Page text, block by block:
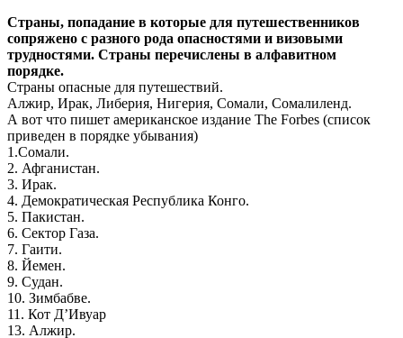
Страны, попадание в которые для путешественников
сопряжено с разного рода опасностями и визовыми
трудностями. Страны перечислены в алфавитном
порядке.
Страны опасные для путешествий.
Алжир, Ирак, Либерия, Нигерия, Сомали, Сомалиленд.
А вот что пишет американское издание The Forbes (список
приведен в порядке убывания)
1.Сомали.
2. Афганистан.
3. Ирак.
4. Демократическая Республика Конго.
5. Пакистан.
6. Сектор Газа.
7. Гаити.
8. Йемен.
9. Судан.
10. Зимбабве.
11. Кот Д’Ивуар
13. Алжир.